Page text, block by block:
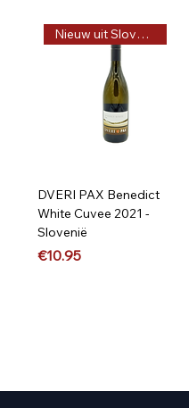
Nieuw uit Slovenië
DVERI PAX Benedict
White Cuvee 2021 -
Slovenië
Price
€10.95